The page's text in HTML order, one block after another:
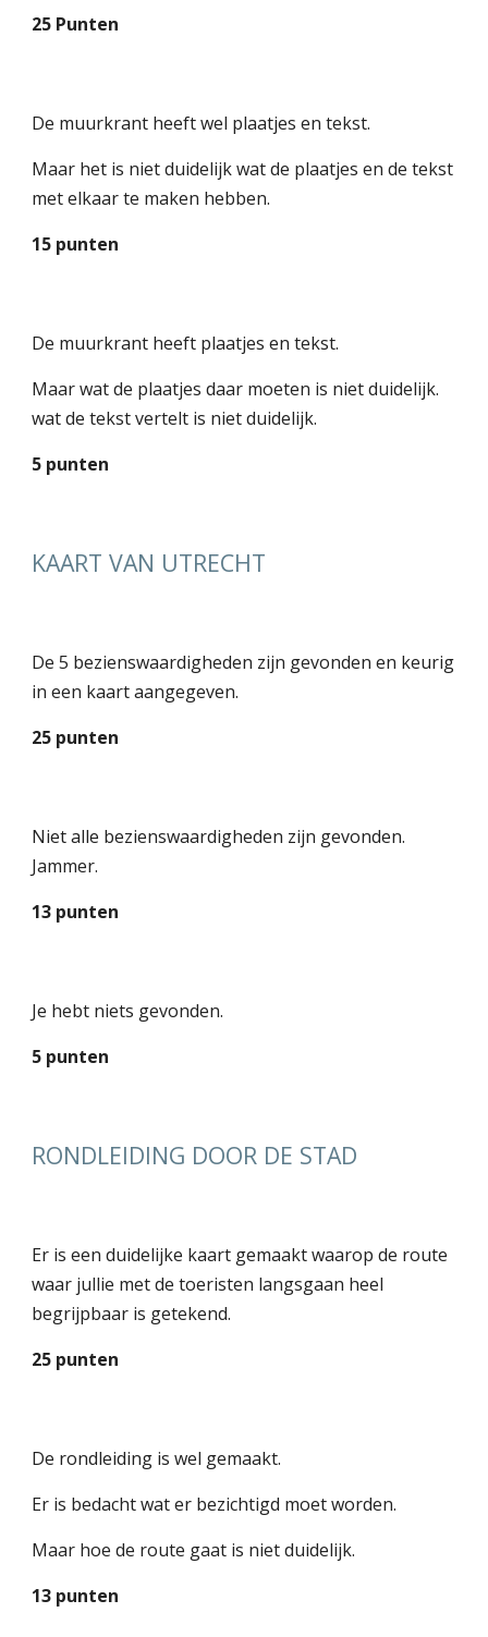
25 Punten
De muurkrant heeft wel plaatjes en tekst.
Maar het is niet duidelijk wat de plaatjes en de tekst
met elkaar te maken hebben.
15 punten
De muurkrant heeft plaatjes en tekst.
Maar wat de plaatjes daar moeten is niet duidelijk.
wat de tekst vertelt is niet duidelijk.
5 punten
KAART VAN UTRECHT
De 5 bezienswaardigheden zijn gevonden en keurig
in een kaart aangegeven.
25 punten
Niet alle bezienswaardigheden zijn gevonden.
Jammer.
13 punten
Je hebt niets gevonden.
5 punten
RONDLEIDING DOOR DE STAD
Er is een duidelijke kaart gemaakt waarop de route
waar jullie met de toeristen langsgaan heel
begrijpbaar is getekend.
25 punten
De rondleiding is wel gemaakt.
Er is bedacht wat er bezichtigd moet worden.
Maar hoe de route gaat is niet duidelijk.
13 punten